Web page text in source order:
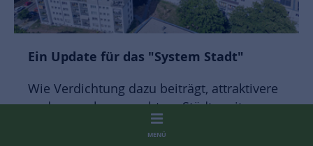
MENÜ
Ein Update für das "System Stadt"
Wie Verdichtung dazu beiträgt, attraktivere
und menschengerechtere Städte mit
neuem Potenzial zu schaffen und